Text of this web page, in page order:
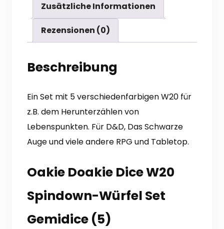
Zusätzliche Informationen
Rezensionen (0)
Beschreibung
Ein Set mit 5 verschiedenfarbigen W20 für
z.B. dem Herunterzählen von
Lebenspunkten. Für D&D, Das Schwarze
Auge und viele andere RPG und Tabletop.
Oakie Doakie Dice W20
Spindown-Würfel Set
Gemidice (5)